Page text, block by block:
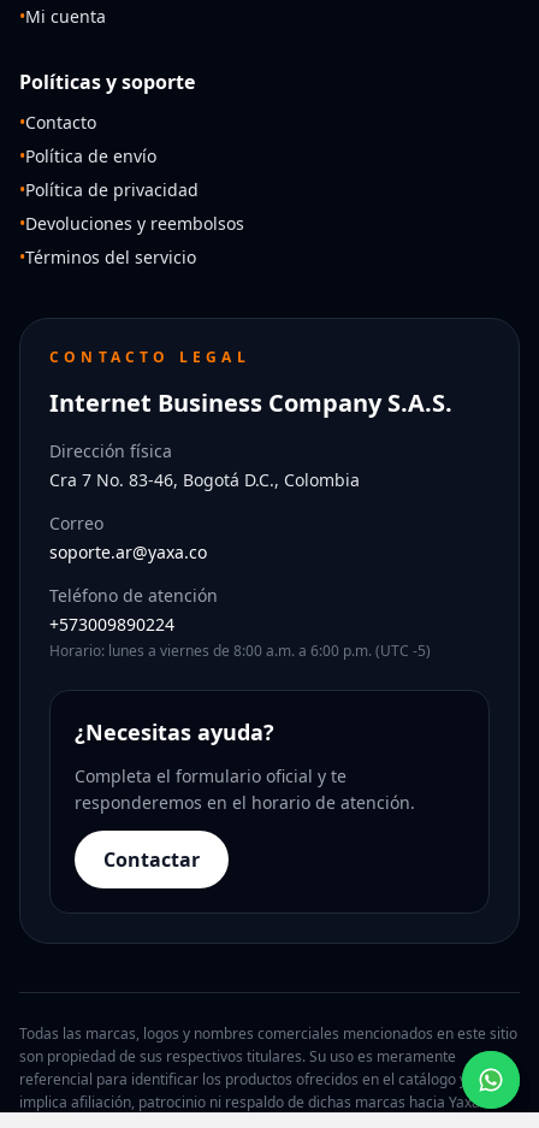
•Mi cuenta
Políticas y soporte
•Contacto
•Política de envío
•Política de privacidad
•Devoluciones y reembolsos
•Términos del servicio
CONTACTO LEGAL
Internet Business Company S.A.S.
Dirección física
Cra 7 No. 83-46, Bogotá D.C., Colombia
Correo
soporte.ar@yaxa.co
Teléfono de atención
+573009890224
Horario: lunes a viernes de 8:00 a.m. a 6:00 p.m. (UTC -5)
¿Necesitas ayuda?
Completa el formulario oficial y te
responderemos en el horario de atención.
Contactar
Todas las marcas, logos y nombres comerciales mencionados en este sitio
son propiedad de sus respectivos titulares. Su uso es meramente
referencial para identificar los productos ofrecidos en el catálogo y no
implica afiliación, patrocinio ni respaldo de dichas marcas hacia Yaxa.